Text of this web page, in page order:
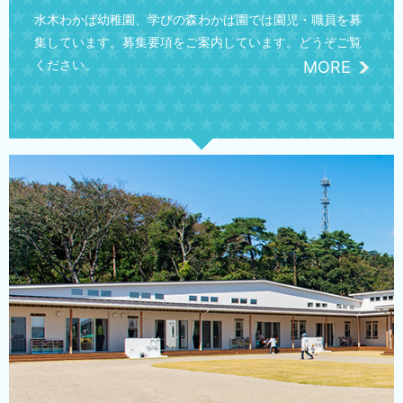
水木わかば幼稚園、学びの森わかば園では園児・職員を募
集しています。募集要項をご案内しています。どうぞご覧
ください。
MORE